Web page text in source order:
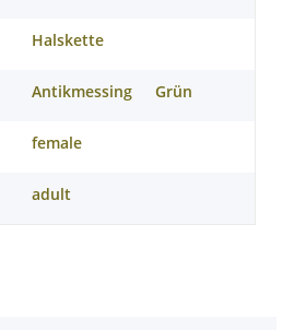
Halskette
Antikmessing Grün
female
adult